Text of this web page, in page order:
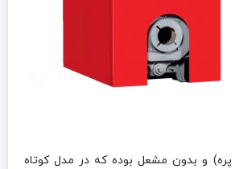
سوپر 300 (5 الی 9 پره) و بدون مشعل بوده که در مدل کوتاه